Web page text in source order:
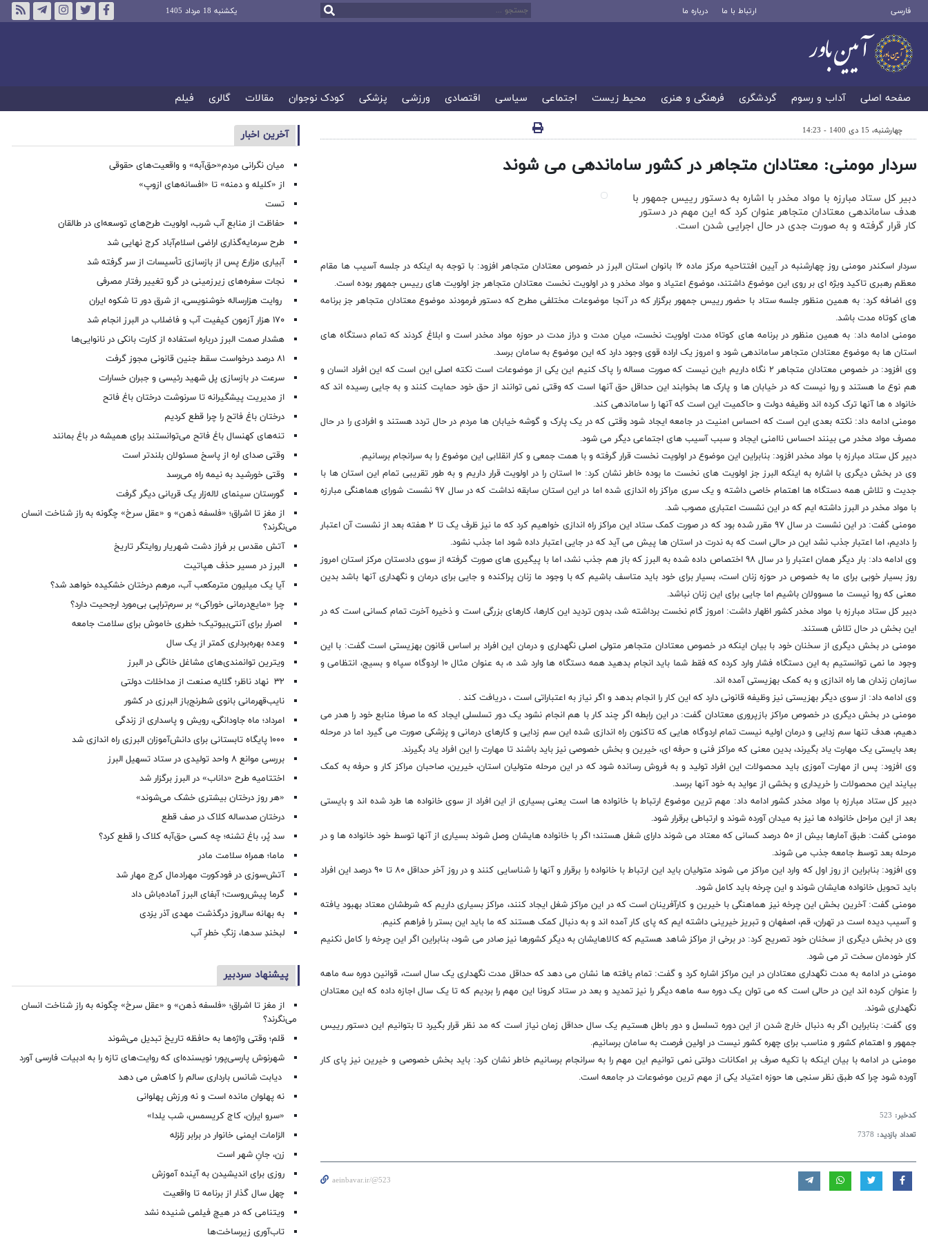
فارسی ارتباط با ما درباره ما یکشنبه 18 مرداد 1405
صفحه اصلی آداب و رسوم گردشگری فرهنگی و هنری محیط زیست اجتماعی سیاسی اقتصادی ورزشی پزشکی کودک نوجوان مقالات گالری فیلم
چهارشنبه، 15 دی 1400 - 14:23
سردار مومنی: معتادان متجاهر در کشور ساماندهی می شوند
دبیر کل ستاد مبارزه با مواد مخدر با اشاره به دستور رییس جمهور با
هدف ساماندهی معتادان متجاهر عنوان کرد که این مهم در دستور
کار قرار گرفته و به صورت جدی در حال اجرایی شدن است.
سردار اسکندر مومنی روز چهارشنبه در آیین افتتاحیه مرکز ماده ۱۶ بانوان استان البرز در خصوص معتادان متجاهر افزود: با توجه به اینکه در جلسه آسیب ها مقام
معظم رهبری تاکید ویژه ای بر روی این موضوع داشتند، موضوع اعتیاد و مواد مخدر و در اولویت نخست معتادان متجاهر جز اولویت های رییس جمهور بوده است.
وی اضافه کرد: به همین منظور جلسه ستاد با حضور رییس جمهور برگزار که در آنجا موضوعات مختلفی مطرح که دستور فرمودند موضوع معتادان متجاهر جز برنامه
های کوتاه مدت باشد.
مومنی ادامه داد: به همین منظور در برنامه های کوتاه مدت اولویت نخست، میان مدت و دراز مدت در حوزه مواد مخدر است و ابلاغ کردند که تمام دستگاه های
استان ها به موضوع معتادان متجاهر ساماندهی شود و امروز یک اراده قوی وجود دارد که این موضوع به سامان برسد.
وی افزود: در خصوص معتادان متجاهر ۲ نگاه داریم ؛این نیست که صورت مساله را پاک کنیم این یکی از موضوعات است نکته اصلی این است که این افراد انسان و
هم نوع ما هستند و روا نیست که در خیابان ها و پارک ها بخوابند این حداقل حق آنها است که وقتی نمی توانند از حق خود حمایت کنند و به جایی رسیده اند که
خانواد ه ها آنها ترک کرده اند وظیفه دولت و حاکمیت این است که آنها را ساماندهی کند.
مومنی ادامه داد: نکته بعدی این است که احساس امنیت در جامعه ایجاد شود وقتی که در یک پارک و گوشه خیابان ها مردم در حال تردد هستند و افرادی را در حال
مصرف مواد مخدر می بینند احساس ناامنی ایجاد و سبب آسیب های اجتماعی دیگر می شود.
دبیر کل ستاد مبارزه با مواد مخدر افزود: بنابراین این موضوع در اولویت نخست قرار گرفته و با همت جمعی و کار انقلابی این موضوع را به سرانجام برسانیم.
وی در بخش دیگری با اشاره به اینکه البرز جز اولویت های نخست ما بوده خاطر نشان کرد: ۱۰ استان را در اولویت قرار داریم و به طور تقریبی تمام این استان ها با
جدیت و تلاش همه دستگاه ها اهتمام خاصی داشته و یک سری مراکز راه اندازی شده اما در این استان سابقه نداشت که در سال ۹۷ نشست شورای هماهنگی مبارزه
با مواد مخدر در البرز داشته ایم که در این نشست اعتباری مصوب شد.
مومنی گفت: در این نشست در سال ۹۷ مقرر شده بود که در صورت کمک ستاد این مراکز راه اندازی خواهیم کرد که ما نیز ظرف یک تا ۲ هفته بعد از نشست آن اعتبار
را دادیم، اما اعتبار جذب نشد این در حالی است که به ندرت در استان ها پیش می آید که در جایی اعتبار داده شود اما جذب نشود.
وی ادامه داد: بار دیگر همان اعتبار را در سال ۹۸ اختصاص داده شده به البرز که باز هم جذب نشد، اما با پیگیری های صورت گرفته از سوی دادستان مرکز استان امروز
روز بسیار خوبی برای ما به خصوص در حوزه زنان است، بسیار برای خود باید متاسف باشیم که با وجود ما زنان پراکنده و جایی برای درمان و نگهداری آنها باشد بدین
معنی که روا نیست ما مسوولان باشیم اما جایی برای این زنان نباشد.
دبیر کل ستاد مبارزه با مواد مخدر کشور اظهار داشت: امروز گام نخست برداشته شد، بدون تردید این کارها، کارهای بزرگی است و ذخیره آخرت تمام کسانی است که در
این بخش در حال تلاش هستند.
مومنی در بخش دیگری از سخنان خود با بیان اینکه در خصوص معتادان متجاهر متولی اصلی نگهداری و درمان این افراد بر اساس قانون بهزیستی است گفت: با این
وجود ما نمی توانستیم به این دستگاه فشار وارد کرده که فقط شما باید انجام بدهید همه دستگاه ها وارد شد ه، به عنوان مثال ۱۰ اردوگاه سپاه و بسیج، انتظامی و
سازمان زندان ها راه اندازی و به کمک بهزیستی آمده اند.
وی ادامه داد: از سوی دیگر بهزیستی نیز وظیفه قانونی دارد که این کار را انجام بدهد و اگر نیاز به اعتباراتی است ، دریافت کند .
مومنی در بخش دیگری در خصوص مراکز بازپروری معتادان گفت: در این رابطه اگر چند کار با هم انجام نشود یک دور تسلسلی ایجاد که ما صرفا منابع خود را هدر می
دهیم، هدف تنها سم زدایی و درمان اولیه نیست تمام اردوگاه هایی که تاکنون راه اندازی شده این سم زدایی و کارهای درمانی و پزشکی صورت می گیرد اما در مرحله
بعد بایستی یک مهارت یاد بگیرند، بدین معنی که مراکز فنی و حرفه ای، خیرین و بخش خصوصی نیز باید باشند تا مهارت را این افراد یاد بگیرند.
وی افزود: پس از مهارت آموزی باید محصولات این افراد تولید و به فروش رسانده شود که در این مرحله متولیان استان، خیرین، صاحبان مراکز کار و حرفه به کمک
بیایند این محصولات را خریداری و بخشی از عواید به خود آنها برسد.
دبیر کل ستاد مبارزه با مواد مخدر کشور ادامه داد: مهم ترین موضوع ارتباط با خانواده ها است یعنی بسیاری از این افراد از سوی خانواده ها طرد شده اند و بایستی
بعد از این مراحل خانواده ها نیز به میدان آورده شوند و ارتباطی برقرار شود.
مومنی گفت: طبق آمارها بیش از ۵۰ درصد کسانی که معتاد می شوند دارای شغل هستند؛ اگر با خانواده هایشان وصل شوند بسیاری از آنها توسط خود خانواده ها و در
مرحله بعد توسط جامعه جذب می شوند.
وی افزود: بنابراین از روز اول که وارد این مراکز می شوند متولیان باید این ارتباط با خانواده را برقرار و آنها را شناسایی کنند و در روز آخر حداقل ۸۰ تا ۹۰ درصد این افراد
باید تحویل خانواده هایشان شوند و این چرخه باید کامل شود.
مومنی گفت: آخرین بخش این چرخه نیز هماهنگی با خیرین و کارآفرینان است که در این مراکز شغل ایجاد کنند، مراکز بسیاری داریم که شرطشان معتاد بهبود یافته
و آسیب دیده است در تهران، قم، اصفهان و تبریز خیرینی داشته ایم که پای کار آمده اند و به دنبال کمک هستند که ما باید این بستر را فراهم کنیم.
وی در بخش دیگری از سخنان خود تصریح کرد: در برخی از مراکز شاهد هستیم که کالاهایشان به دیگر کشورها نیز صادر می شود، بنابراین اگر این چرخه را کامل نکنیم
کار خودمان سخت تر می شود.
مومنی در ادامه به مدت نگهداری معتادان در این مراکز اشاره کرد و گفت: تمام یافته ها نشان می دهد که حداقل مدت نگهداری یک سال است، قوانین دوره سه ماهه
را عنوان کرده اند این در حالی است که می توان یک دوره سه ماهه دیگر را نیز تمدید و بعد در ستاد کرونا این مهم را بردیم که تا یک سال اجازه داده که این معتادان
نگهداری شوند.
وی گفت: بنابراین اگر به دنبال خارج شدن از این دوره تسلسل و دور باطل هستیم یک سال حداقل زمان نیاز است که مد نظر قرار بگیرد تا بتوانیم این دستور رییس
جمهور و اهتمام کشور و مناسب برای چهره کشور نیست در اولین فرصت به سامان برسانیم.
مومنی در ادامه با بیان اینکه با تکیه صرف بر امکانات دولتی نمی توانیم این مهم را به سرانجام برسانیم خاطر نشان کرد: باید بخش خصوصی و خیرین نیز پای کار
آورده شود چرا که طبق نظر سنجی ها حوزه اعتیاد یکی از مهم ترین موضوعات در جامعه است.
کدخبر: 523
تعداد بازدید: 7378
aeinbavar.ir/@523
آخرین اخبار
میان نگرانی مردم«حق‌آبه» و واقعیت‌های حقوقی
از «کلیله و دمنه» تا «افسانه‌های ازوپ»
تست
حفاظت از منابع آب شرب، اولویت طرح‌های توسعه‌ای در طالقان
طرح سرمایه‌گذاری اراضی اسلام‌آباد کرج نهایی شد
آبیاری مزارع پس از بازسازی تأسیسات از سر گرفته شد
نجات سفره‌های زیرزمینی در گرو تغییر رفتار مصرفی
روایت هزارساله خوشنویسی، از شرق دور تا شکوه ایران
۱۷۰ هزار آزمون کیفیت آب و فاضلاب در البرز انجام شد
هشدار صمت البرز درباره استفاده از کارت بانکی در نانوایی‌ها
۸۱ درصد درخواست‌ سقط جنین قانونی مجوز گرفت
سرعت در بازسازی پل شهید رئیسی و جبران خسارات
از مدیریت پیشگیرانه تا سرنوشت درختان باغ فاتح
درختان باغ فاتح را چرا قطع کردیم
تنه‌های کهنسال باغ فاتح می‌توانستند برای همیشه در باغ بمانند
وقتی صدای اره از پاسخ مسئولان بلندتر است
وقتی خورشید به نیمه راه می‌رسد
گورستان سینمای لاله‌زار یک قربانی دیگر گرفت
از مغز تا اشراق؛ «فلسفه ذهن» و «عقل سرخ» چگونه به راز شناخت انسان
می‌نگرند؟
آتش مقدس بر فراز دشت شهریار روایتگر تاریخ
البرز در مسیر حذف هپاتیت
آیا یک میلیون مترمکعب آب، مرهم درختان خشکیده خواهد شد؟
چرا «مایع‌درمانی خوراکی» بر سرم‌تراپی بی‌مورد ارجحیت دارد؟
اصرار برای آنتی‌بیوتیک؛ خطری خاموش برای سلامت جامعه
وعده بهره‌برداری کمتر از یک سال
ویترین توانمندی‌های مشاغل خانگی در البرز
۳۲ نهاد ناظر؛ گلایه صنعت از مداخلات دولتی
نایب‌قهرمانی بانوی شطرنج‌باز البرزی در کشور
امرداد؛ ماه جاودانگی، رویش و پاسداری از زندگی
۱۰۰۰ پایگاه تابستانی برای دانش‌آموزان البرزی راه اندازی شد
بررسی موانع ۸ واحد تولیدی در ستاد تسهیل البرز
اختتامیه طرح «داناب» در البرز برگزار شد
«هر روز درختان بیشتری خشک می‌شوند»
درختان صدساله کلاک در صف قطع
سد پُر، باغ تشنه؛ چه کسی حق‌آبه کلاک را قطع کرد؟
ماما؛ همراه سلامت مادر
آتش‌سوزی در فودکورت مهرادمال کرج مهار شد
گرما پیش‌روست؛ آبفای البرز آماده‌باش داد
به بهانه سالروز درگذشت مهدی آذر یزدی
لبخندِ سدها، زنگِ خطرِ آب
پیشنهاد سردبیر
از مغز تا اشراق؛ «فلسفه ذهن» و «عقل سرخ» چگونه به راز شناخت انسان
می‌نگرند؟
قلم؛ وقتی واژه‌ها به حافظه تاریخ تبدیل می‌شوند
شهرنوش پارسی‌پور؛ نویسنده‌ای که روایت‌های تازه را به ادبیات فارسی آورد
دیابت شانس بارداری سالم را کاهش می دهد
نه پهلوان مانده است و نه ورزش پهلوانی
«سرو ایران، کاج کریسمس، شب یلدا»
الزامات ایمنی خانوار در برابر زلزله
زن، جانِ شهر است
روزی برای اندیشیدن به آینده آموزش
چهل سال گذار از برنامه تا واقعیت
ویتنامی که در هیچ فیلمی شنیده نشد
تاب‌آوری زیرساخت‌ها